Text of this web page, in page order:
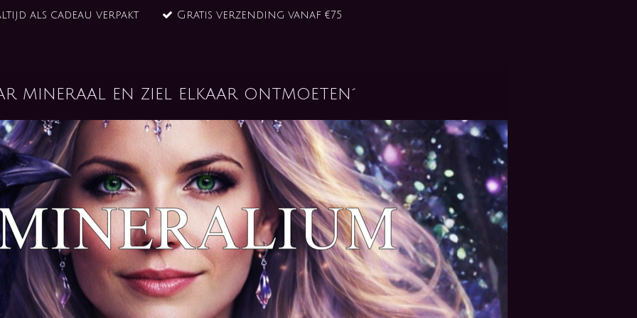
als cadeau verpakt Gratis verzending vanaf €75
mineraal en ziel elkaar ontmoeten´